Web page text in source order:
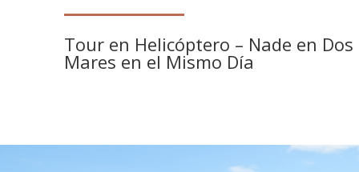
Tour en Helicóptero – Nade en Dos
Mares en el Mismo Día